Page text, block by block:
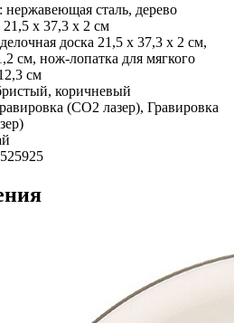
: нержавеющая cталь, дерево
21,5 х 37,3 х 2 см
доска 21,5 х 37,3 х 2 см,
см, нож-лопатка для мягкого
см
коричневый
(CO2 лазер), Гравировка